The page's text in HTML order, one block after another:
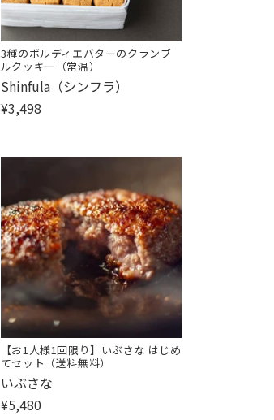
3種のボルディエバターのクランブ
ルクッキー（常温）
販
売
Shinfula（シンフラ）
¥3,498
【お1人様1回限り】いぶさな はじめ
てセット（送料無料）
販
売
いぶさな
¥5,480